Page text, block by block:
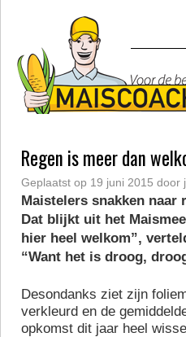
Regen is meer dan
Geplaatst op 19 juni 2015 door
Maistelers snakken naar
Dat blijkt uit het
hier heel welkom”,
“Want het is droog,
Desondanks ziet zijn
verkleurd en de
opkomst dit jaar heel